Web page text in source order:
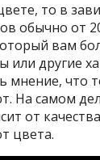
то в
обычно от
вам
или другие
мнение, что
На самом
от
цвета.